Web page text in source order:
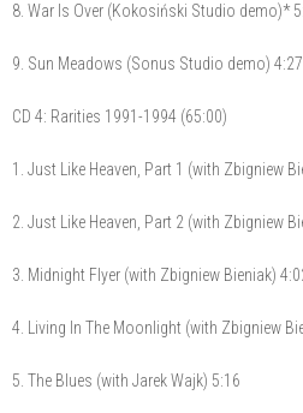
8. War Is Over (Kokosiński Studio demo)*
9. Sun Meadows (Sonus Studio demo) 4:27
CD 4: Rarities 1991-1994 (65:00)
1. Just Like Heaven, Part 1 (with Zbigniew
2. Just Like Heaven, Part 2 (with Zbigniew
3. Midnight Flyer (with Zbigniew Bieniak)
4. Living In The Moonlight (with Zbigniew
5. The Blues (with Jarek Wajk) 5:16